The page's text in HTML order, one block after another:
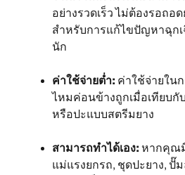
อย่างรวดเร็ว ไม่ต้องรอถอ
สำหรับการแก้ไขปัญหาฉุก
นัก
ค่าใช้จ่ายต่ำ: ค่าใช้จ่ายใน
ไหมค่อนข้างถูกเมื่อเทียบกั
หรือปะแบบสตรีมยาง
สามารถทำได้เอง: หากคุณ
แม่แรงยกรถ, ชุดปะยาง,